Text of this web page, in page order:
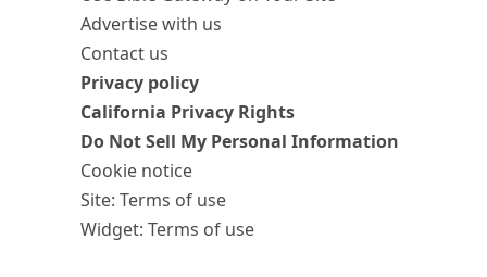
Advertise with us
Contact us
Privacy policy
California Privacy Rights
Do Not Sell My Personal Information
Cookie notice
Site: Terms of use
Widget: Terms of use